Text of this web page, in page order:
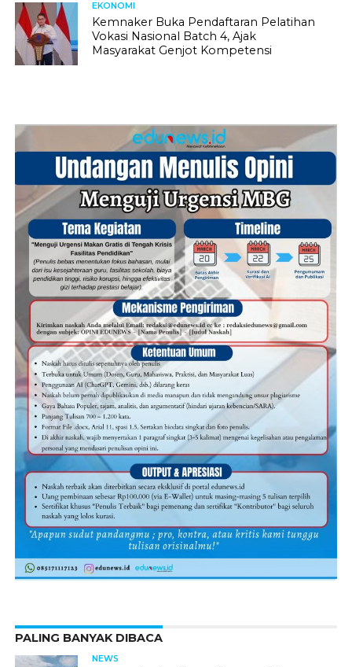
EKONOMI
Kemnaker Buka Pendaftaran Pelatihan
Vokasi Nasional Batch 4, Ajak
Masyarakat Genjot Kompetensi
PALING BANYAK DIBACA
NEWS